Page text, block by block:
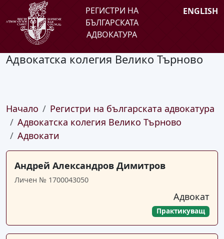
РЕГИСТРИ НА
БЪЛГАРСКАТА
АДВОКАТУРА
ENGLISH
Адвокатска колегия Велико Търново
Начало
Регистри на българската адвокатура
Адвокатска колегия Велико Търново
Адвокати
Андрей Александров Димитров
Личен № 1700043050
Адвокат
Практикуващ